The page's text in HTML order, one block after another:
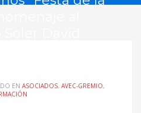
EN ASOCIADOS, AVEC-GREMIO,